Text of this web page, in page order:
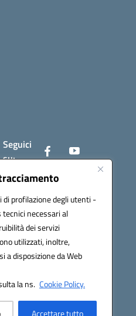
profilazione degli utenti -
necessari al
dei servizi
utilizzati, inoltre,
disposizione da Web
la ns. Cookie Policy.
Accettare tutto
Seguici
su: